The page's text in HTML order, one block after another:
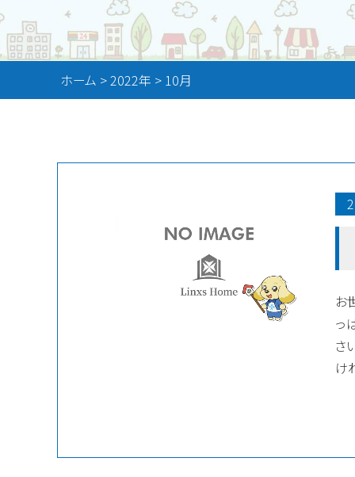
ホーム >2022年 > 10月
お
っ
さ
け